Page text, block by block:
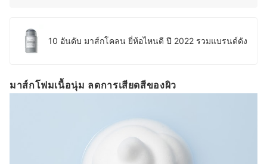
10 อันดับ มาส์กโคลน ยี่ห้อไหนดี ปี 2022 รวมแบรนด์ดัง
มาส์กโฟมเนื้อนุ่ม ลดการเสียดสีของผิว